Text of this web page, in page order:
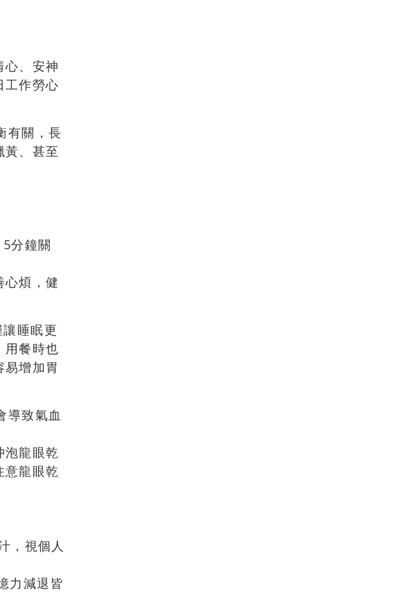
、安神
工作勞心
有關，長
、甚至
分鐘關
煩，健
睡眠更
用餐時也
增加胃
導致氣血
龍眼乾
龍眼乾
，視個人
力減退皆